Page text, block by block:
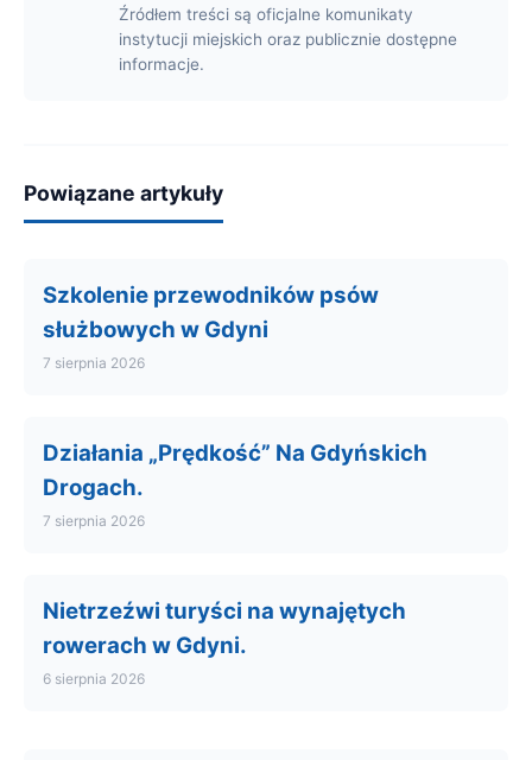
Źródłem treści są oficjalne komunikaty
instytucji miejskich oraz publicznie dostępne
informacje.
Powiązane artykuły
Szkolenie przewodników psów
służbowych w Gdyni
7 sierpnia 2026
Działania „Prędkość” Na Gdyńskich
Drogach.
7 sierpnia 2026
Nietrzeźwi turyści na wynajętych
rowerach w Gdyni.
6 sierpnia 2026